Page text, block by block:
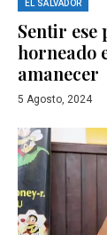
EL SALVADOR
Sentir
horneado
amanecer
5 Agosto, 2024